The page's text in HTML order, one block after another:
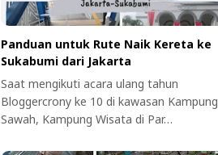
Panduan untuk Rute Naik Kereta ke
Sukabumi dari Jakarta
Saat mengikuti acara ulang tahun
Bloggercrony ke 10 di kawasan Kampung
Sawah, Kampung Wisata di Par…